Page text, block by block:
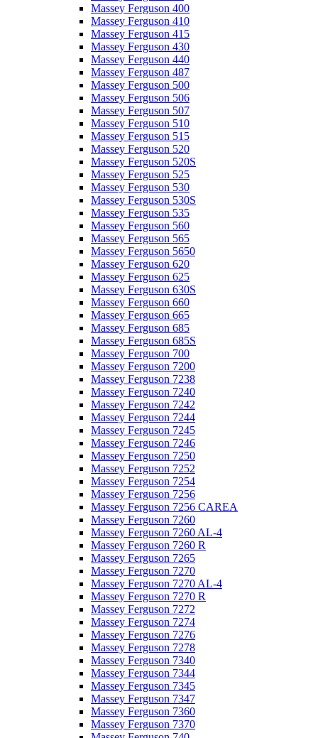
Massey Ferguson 400
Massey Ferguson 410
Massey Ferguson 415
Massey Ferguson 430
Massey Ferguson 440
Massey Ferguson 487
Massey Ferguson 500
Massey Ferguson 506
Massey Ferguson 507
Massey Ferguson 510
Massey Ferguson 515
Massey Ferguson 520
Massey Ferguson 520S
Massey Ferguson 525
Massey Ferguson 530
Massey Ferguson 530S
Massey Ferguson 535
Massey Ferguson 560
Massey Ferguson 565
Massey Ferguson 5650
Massey Ferguson 620
Massey Ferguson 625
Massey Ferguson 630S
Massey Ferguson 660
Massey Ferguson 665
Massey Ferguson 685
Massey Ferguson 685S
Massey Ferguson 700
Massey Ferguson 7200
Massey Ferguson 7238
Massey Ferguson 7240
Massey Ferguson 7242
Massey Ferguson 7244
Massey Ferguson 7245
Massey Ferguson 7246
Massey Ferguson 7250
Massey Ferguson 7252
Massey Ferguson 7254
Massey Ferguson 7256
Massey Ferguson 7256 CAREA
Massey Ferguson 7260
Massey Ferguson 7260 AL-4
Massey Ferguson 7260 R
Massey Ferguson 7265
Massey Ferguson 7270
Massey Ferguson 7270 AL-4
Massey Ferguson 7270 R
Massey Ferguson 7272
Massey Ferguson 7274
Massey Ferguson 7276
Massey Ferguson 7278
Massey Ferguson 7340
Massey Ferguson 7344
Massey Ferguson 7345
Massey Ferguson 7347
Massey Ferguson 7360
Massey Ferguson 7370